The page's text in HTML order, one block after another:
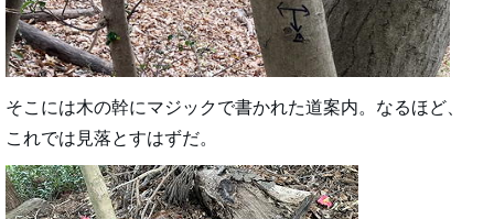
そこには木の幹にマジックで書かれた道案内。なるほど、
これでは見落とすはずだ。